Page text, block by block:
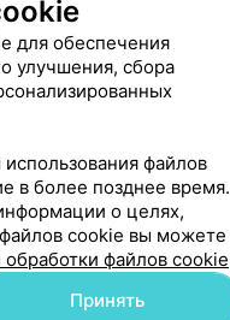
для обеспечения
улучшения, сбора
файлов
в более позднее время.
о целях,
cookie вы можете
файлов cookie
Принять